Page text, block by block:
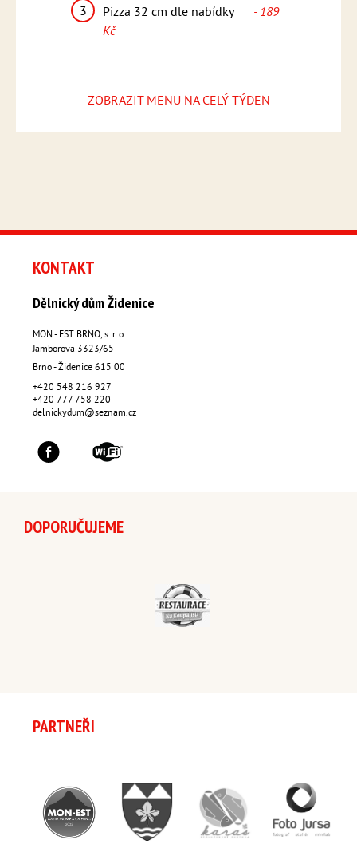
3
Pizza 32 cm dle nabídky
- 189
Kč
ZOBRAZIT MENU NA CELÝ TÝDEN
KONTAKT
Dělnický dům Židenice
MON - EST BRNO, s. r. o.
Jamborova 3323/65
Brno - Židenice 615 00
+420 548 216 927
+420 777 758 220
delnickydum@seznam.cz
DOPORUČUJEME
PARTNEŘI